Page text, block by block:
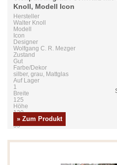
Knoll, Modell Icon
Hersteller
Walter Knoll
Modell
Icon
Designer
Wolfgang C. R. Mezger
Zustand
Gut
Farbe/Dekor
silber, grau, Mattglas
Auf Lager
1
Breite
125
Höhe
120
Tiefe
55
» Zum Produkt